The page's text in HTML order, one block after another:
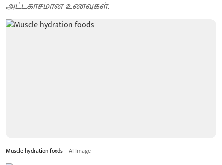
அட்டகாசமான உணவுகள்.
Muscle hydration foods AI Image